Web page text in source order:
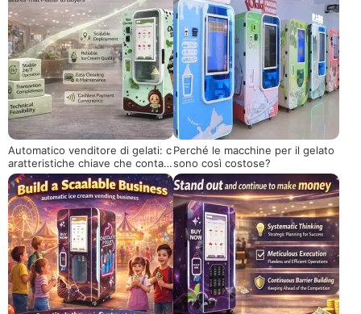
Automatico venditore di gelati: c
aratteristiche chiave che contan
o per gli acquirenti
Perché le macchine per il gelato
sono così costose?